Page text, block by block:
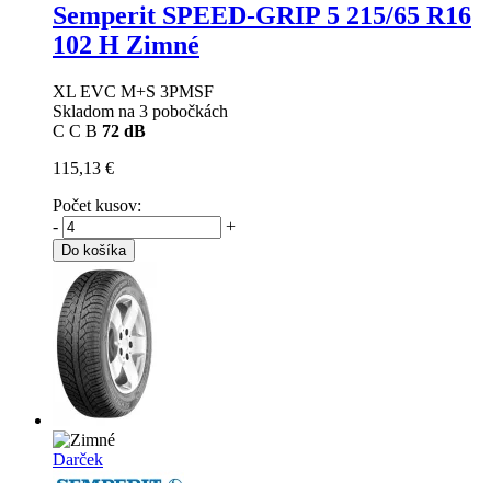
Semperit SPEED-GRIP 5 215/65 R16
102 H Zimné
XL EVC M+S 3PMSF
Skladom na 3 pobočkách
C C B 72 dB
115,13 €
Počet kusov:
-
+
Do košíka
Darček